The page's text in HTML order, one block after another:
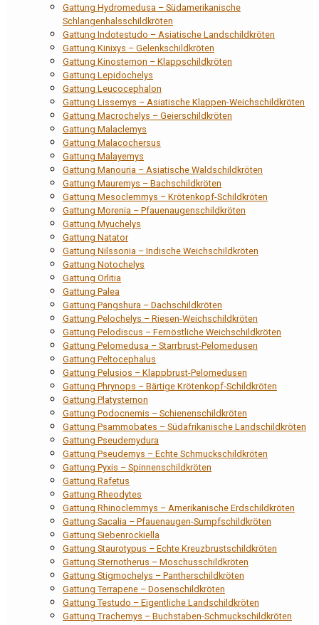
Gattung Hydromedusa – Südamerikanische
Schlangenhalsschildkröten
Gattung Indotestudo – Asiatische Landschildkröten
Gattung Kinixys – Gelenkschildkröten
Gattung Kinosternon – Klappschildkröten
Gattung Lepidochelys
Gattung Leucocephalon
Gattung Lissemys – Asiatische Klappen-Weichschildkröten
Gattung Macrochelys – Geierschildkröten
Gattung Malaclemys
Gattung Malacochersus
Gattung Malayemys
Gattung Manouria – Asiatische Waldschildkröten
Gattung Mauremys – Bachschildkröten
Gattung Mesoclemmys – Krötenkopf-Schildkröten
Gattung Morenia – Pfauenaugenschildkröten
Gattung Myuchelys
Gattung Natator
Gattung Nilssonia – Indische Weichschildkröten
Gattung Notochelys
Gattung Orlitia
Gattung Palea
Gattung Pangshura – Dachschildkröten
Gattung Pelochelys – Riesen-Weichschildkröten
Gattung Pelodiscus – Fernöstliche Weichschildkröten
Gattung Pelomedusa – Starrbrust-Pelomedusen
Gattung Peltocephalus
Gattung Pelusios – Klappbrust-Pelomedusen
Gattung Phrynops – Bärtige Krötenkopf-Schildkröten
Gattung Platysternon
Gattung Podocnemis – Schienenschildkröten
Gattung Psammobates – Südafrikanische Landschildkröten
Gattung Pseudemydura
Gattung Pseudemys – Echte Schmuckschildkröten
Gattung Pyxis – Spinnenschildkröten
Gattung Rafetus
Gattung Rheodytes
Gattung Rhinoclemmys – Amerikanische Erdschildkröten
Gattung Sacalia – Pfauenaugen-Sumpfschildkröten
Gattung Siebenrockiella
Gattung Staurotypus – Echte Kreuzbrustschildkröten
Gattung Sternotherus – Moschusschildkröten
Gattung Stigmochelys – Pantherschildkröten
Gattung Terrapene – Dosenschildkröten
Gattung Testudo – Eigentliche Landschildkröten
Gattung Trachemys – Buchstaben-Schmuckschildkröten